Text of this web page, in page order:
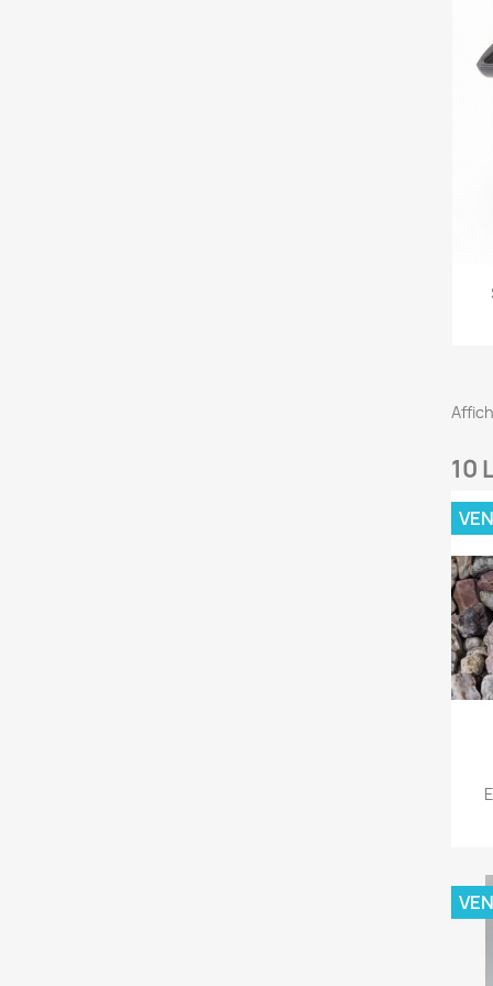
10